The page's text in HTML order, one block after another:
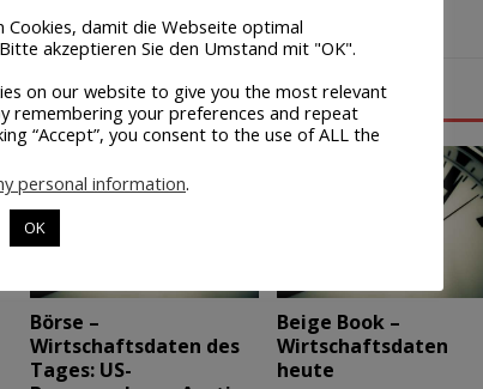
Börse –
Wirtschaftsdaten des
Tages: US-
Beige Book –
Wirtschaftsdaten
heute
Cookies, damit die Webseite optimal
akzeptieren Sie den Umstand mit "OK".
on our website to give you the most relevant
remembering your preferences and repeat
“Accept”, you consent to the use of ALL the
personal information.
OK